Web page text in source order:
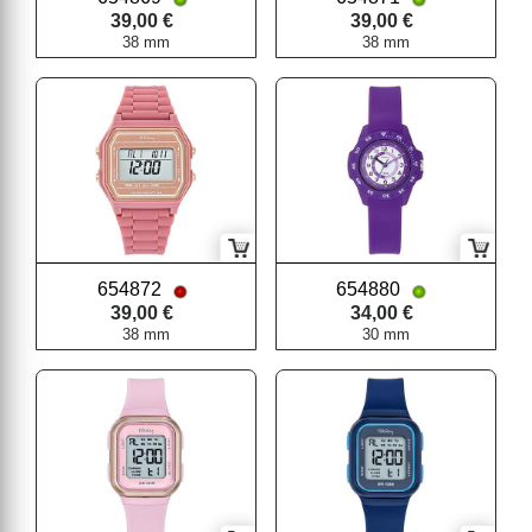
39,00 €
38 mm
39,00 €
38 mm
654872
39,00 €
38 mm
654880
34,00 €
30 mm